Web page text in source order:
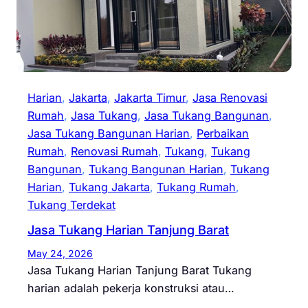
Harian, Jakarta, Jakarta Timur, Jasa Renovasi
Rumah, Jasa Tukang, Jasa Tukang Bangunan
Jasa Tukang Bangunan Harian, Perbaikan
Rumah, Renovasi Rumah, Tukang, Tukang
Bangunan, Tukang Bangunan Harian, Tukang
Harian, Tukang Jakarta, Tukang Rumah
Tukang Terdekat
Jasa Tukang Harian Tanjung Barat
May 24, 2026
Jasa Tukang Harian Tanjung Barat Tukang
harian adalah pekerja konstruksi atau…